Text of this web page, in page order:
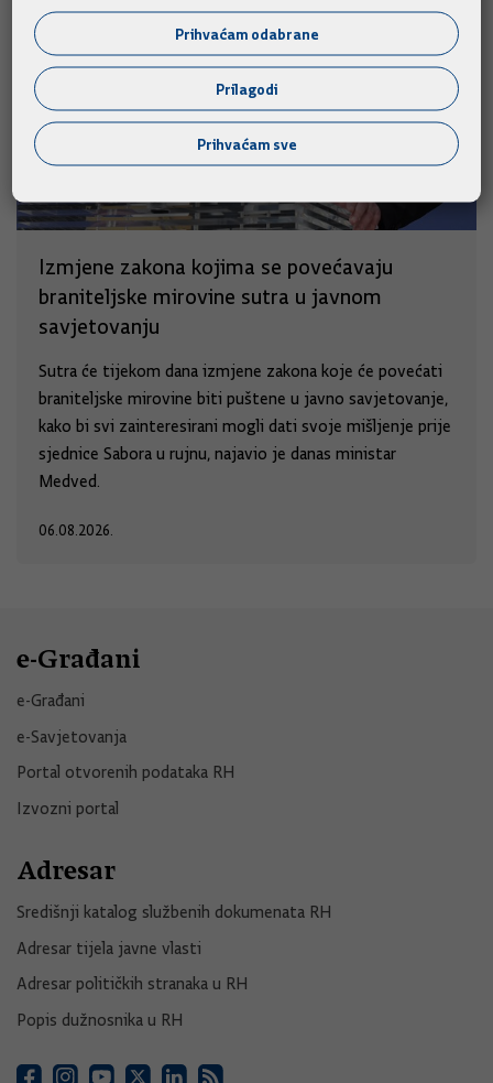
Izmjene zakona kojima se povećavaju
braniteljske mirovine sutra u javnom
savjetovanju
Sutra će tijekom dana izmjene zakona koje će povećati
braniteljske mirovine biti puštene u javno savjetovanje,
kako bi svi zainteresirani mogli dati svoje mišljenje prije
sjednice Sabora u rujnu, najavio je danas ministar
Medved.
06.08.2026.
e-Građani
e-Građani
e-Savjetovanja
Portal otvorenih podataka RH
Izvozni portal
Adresar
Središnji katalog službenih dokumenata RH
Adresar tijela javne vlasti
Adresar političkih stranaka u RH
Popis dužnosnika u RH
Prihvaćam odabrane
Prilagodi
Prihvaćam sve